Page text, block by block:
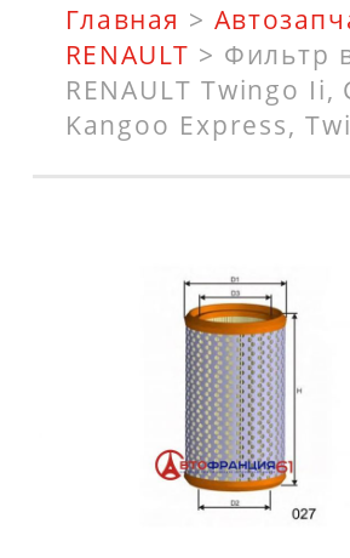
Главная >
RENAULT > Фильтр
RENAULT Twingo
Kangoo Express,